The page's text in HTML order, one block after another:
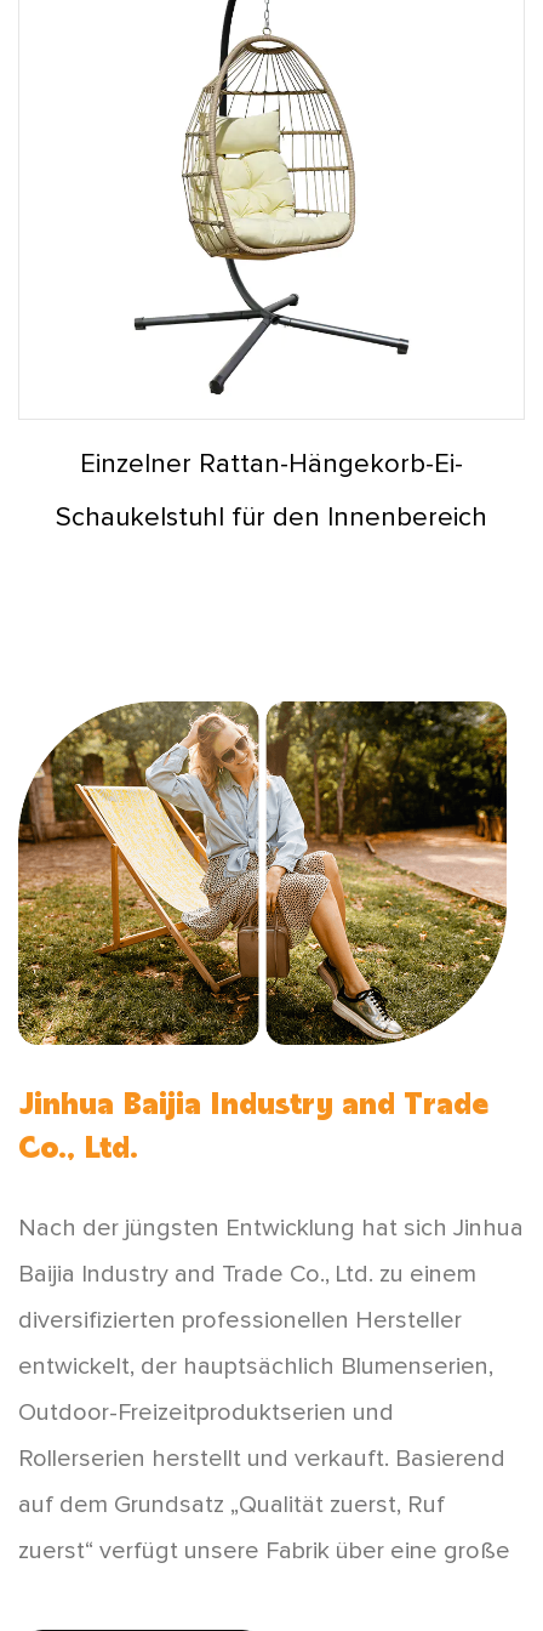
Einzelner Rattan-Hängekorb-Ei-
Schaukelstuhl für den Innenbereich
Jinhua Baijia Industry and Trade
Co., Ltd.
Nach der jüngsten Entwicklung hat sich Jinhua
Baijia Industry and Trade Co., Ltd. zu einem
diversifizierten professionellen Hersteller
entwickelt, der hauptsächlich Blumenserien,
Outdoor-Freizeitproduktserien und
Rollerserien herstellt und verkauft. Basierend
auf dem Grundsatz „Qualität zuerst, Ruf
zuerst“ verfügt unsere Fabrik über eine große